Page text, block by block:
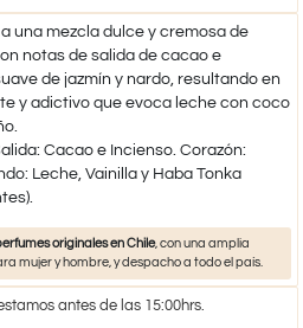
una mezcla dulce y cremosa de
notas de salida de cacao e
de jazmín y nardo, resultando en
y adictivo que evoca leche con coco
Cacao e Incienso. Corazón:
Leche, Vainilla y Haba Tonka
originales en Chile, con una amplia
mujer y hombre, y despacho a todo el país.
antes de las 15:00hrs.